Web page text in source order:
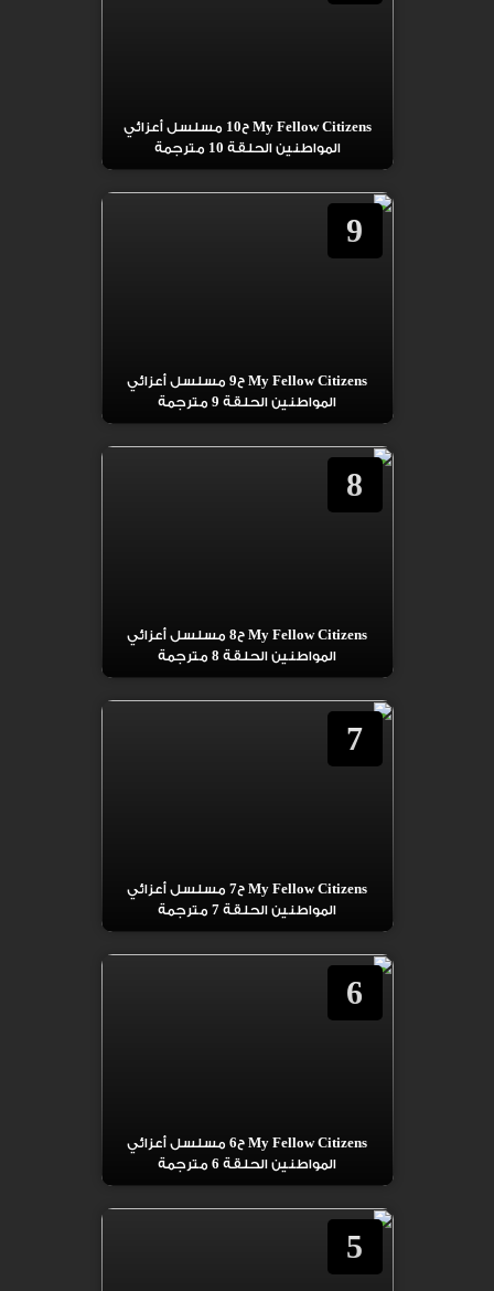
My Fellow Citizens ح10 مسلسل أعزائي
المواطنين الحلقة 10 مترجمة
9
My Fellow Citizens ح9 مسلسل أعزائي
المواطنين الحلقة 9 مترجمة
8
My Fellow Citizens ح8 مسلسل أعزائي
المواطنين الحلقة 8 مترجمة
7
My Fellow Citizens ح7 مسلسل أعزائي
المواطنين الحلقة 7 مترجمة
6
My Fellow Citizens ح6 مسلسل أعزائي
المواطنين الحلقة 6 مترجمة
5